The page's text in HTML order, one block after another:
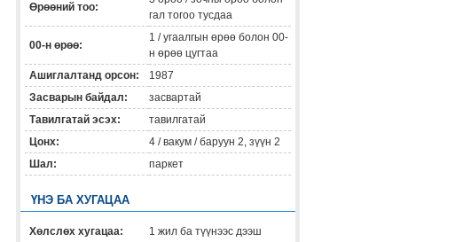
Өрөөний тоо:
гал тогоо тусдаа
00-н өрөө:
1 / угаалгын өрөө болон 00-
н өрөө цугтаа
Ашиглалтанд орсон:
1987
Засварын байдал:
засвартай
Тавилгатай эсэх:
тавилгатай
Цонх:
4 / вакум / баруун 2, зүүн 2
Шал:
паркет
ҮНЭ БА ХУГАЦАА
Хөлслөх хугацаа:
1 жил ба түүнээс дээш